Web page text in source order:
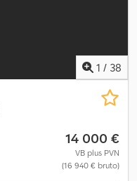
1 / 38
14 000 €
VB plus PVN
(16 940 € bruto)